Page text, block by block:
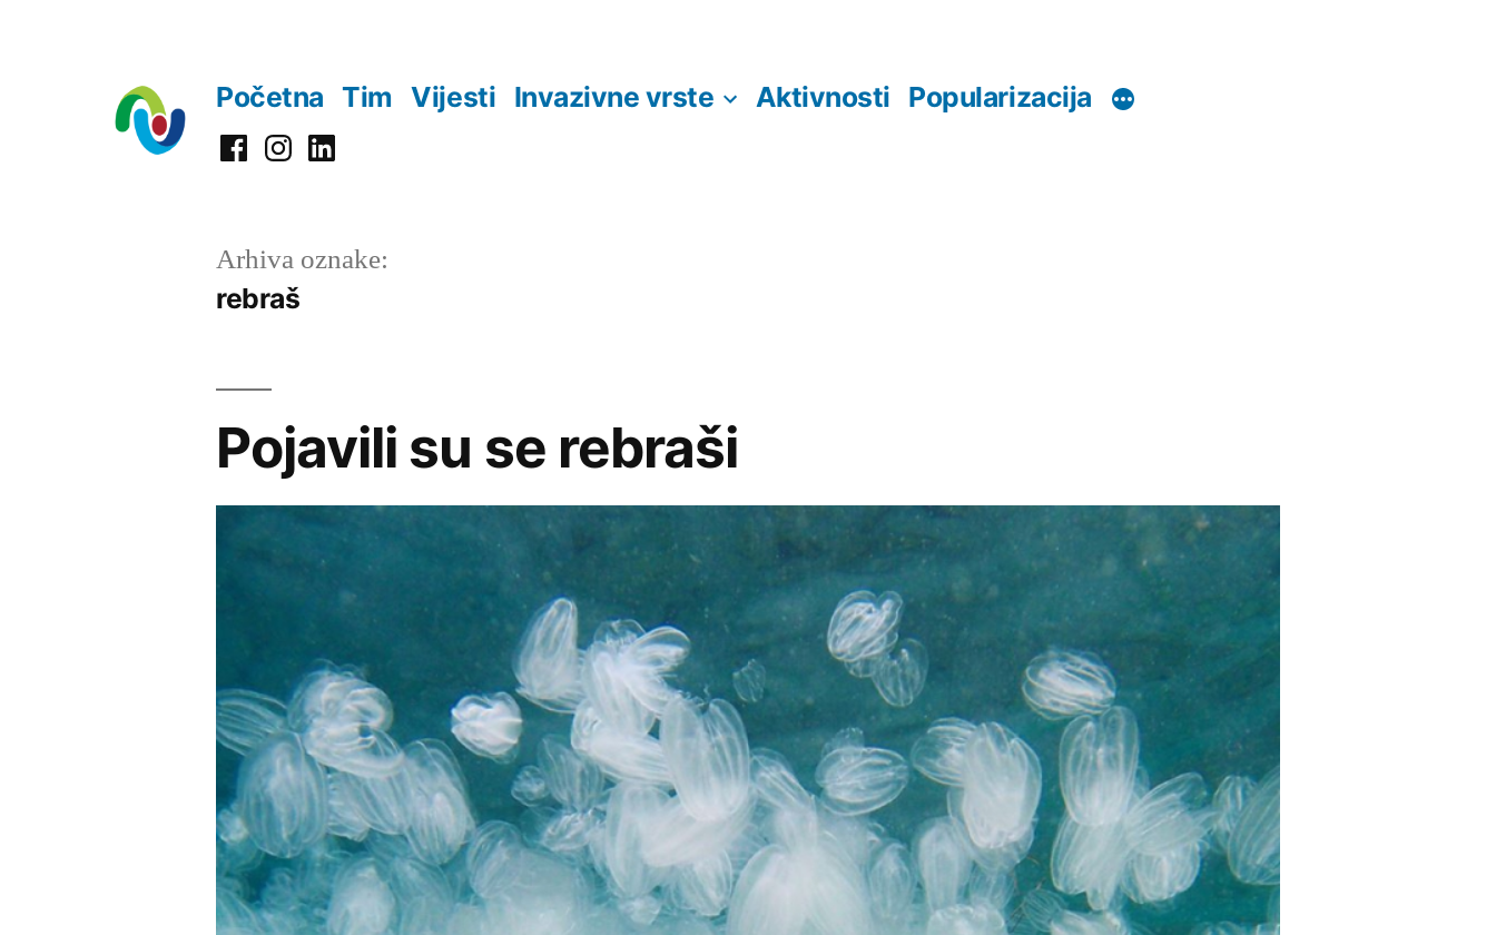
Početna Tim Vijesti Invazivne vrste Aktivnosti Popularizacija
FacebookInstagramLinkedIn
Arhiva oznake:
rebraš
Pojavili su se rebraši